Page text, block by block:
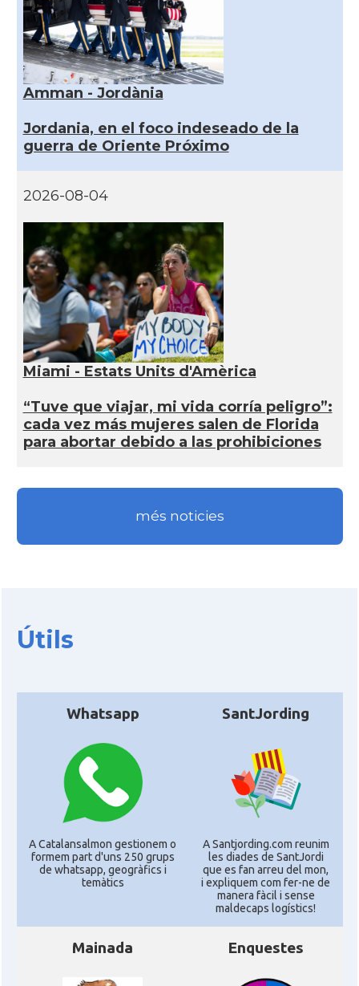
Amman - Jordània
Jordania, en el foco indeseado de la
guerra de Oriente Próximo
2026-08-04
Miami - Estats Units d'Amèrica
“Tuve que viajar, mi vida corría peligro”:
cada vez más mujeres salen de Florida
para abortar debido a las prohibiciones
més noticies
Útils
Whatsapp
A Catalansalmon gestionem o
formem part d'uns 250 grups
de whatsapp, geogràfics i
temàtics
SantJording
A Santjording.com reunim
les diades de SantJordi
que es fan arreu del mon,
i expliquem com fer-ne de
manera fàcil i sense
maldecaps logí­stics!
Mainada Enquestes